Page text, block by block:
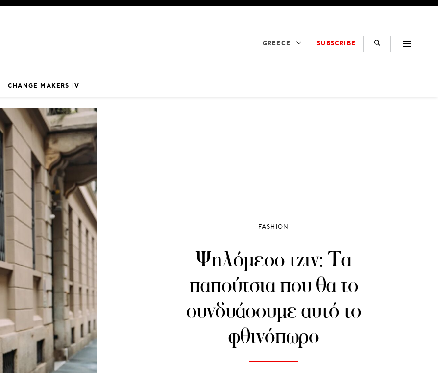
GREECE SUBSCRIBE
CHANGE MAKERS IV
FASHION
Ψηλόμεσο τζιν: Τα
παπούτσια που θα το
συνδυάσουμε αυτό το
φθινόπωρο